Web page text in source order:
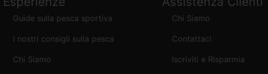
Guide sulla pesca sportiva
I nostri consigli sulla pesca
Chi Siamo
Chi Siamo
Contattaci
Iscriviti e Risparmia